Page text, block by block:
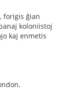
forigis ĝian
koloniistoj
kaj enmetis